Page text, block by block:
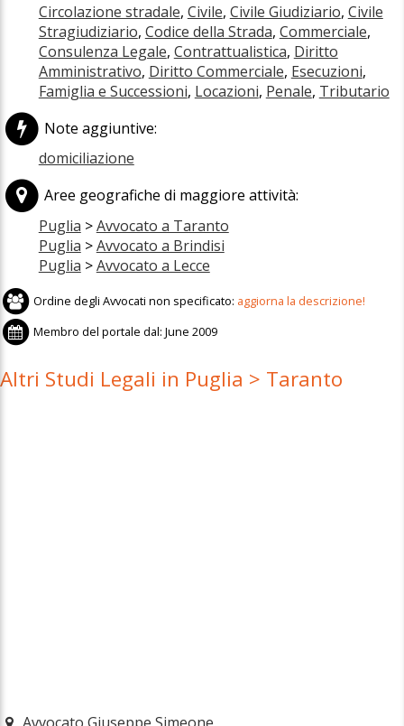
Circolazione stradale, Civile, Civile Giudiziario, Civile
Stragiudiziario, Codice della Strada, Commerciale,
Consulenza Legale, Contrattualistica, Diritto
Amministrativo, Diritto Commerciale, Esecuzioni,
Famiglia e Successioni, Locazioni, Penale, Tributario
Note aggiuntive:
domiciliazione
Aree geografiche di maggiore attività:
Puglia >Avvocato a Taranto
Puglia >Avvocato a Brindisi
Puglia >Avvocato a Lecce
Ordine degli Avvocati non specificato: aggiorna la descrizione!
Membro del portale dal:June 2009
Altri Studi Legali in Puglia > Taranto